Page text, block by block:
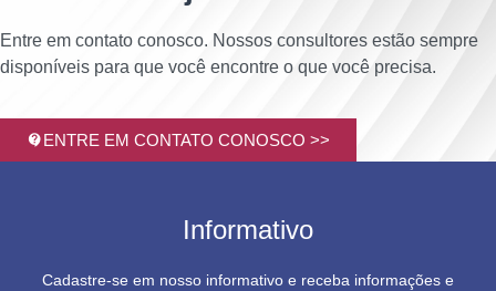
Entre em contato conosco. Nossos consultores estão sempre
disponíveis para que você encontre o que você precisa.
ENTRE EM CONTATO CONOSCO >>
Informativo
Cadastre-se em nosso informativo e receba informações e